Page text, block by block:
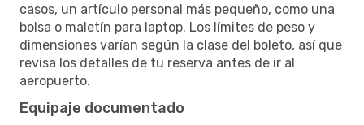
casos, un artículo personal más pequeño, como una
bolsa o maletín para laptop. Los límites de peso y
dimensiones varían según la clase del boleto, así que
revisa los detalles de tu reserva antes de ir al
aeropuerto.
Equipaje documentado